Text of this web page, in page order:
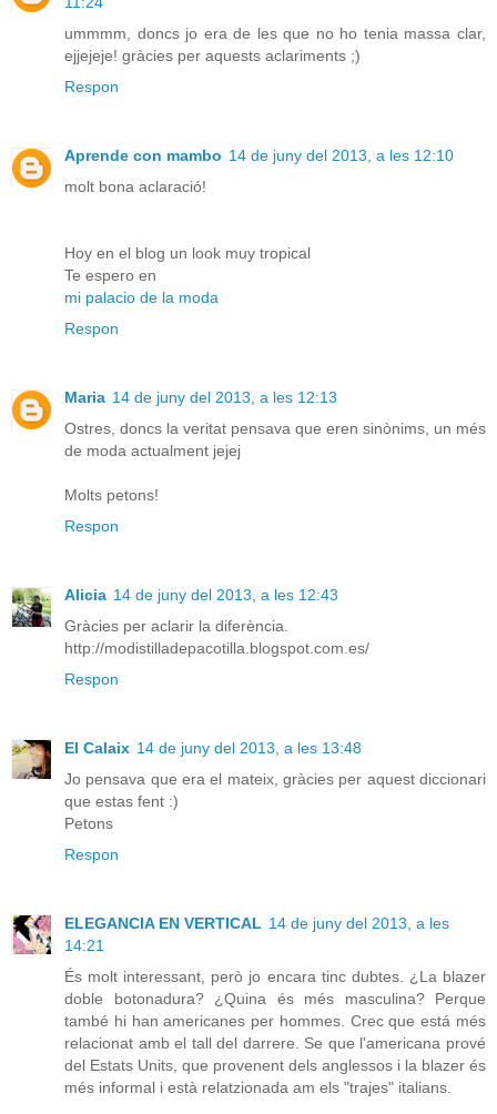
ummmm, doncs jo era de les que no ho tenia massa clar,
ejjejeje! gràcies per aquests aclariments ;)
Respon
Aprende con mambo 14 de juny del 2013, a les 12:10
molt bona aclaració!
Hoy en el blog un look muy tropical
Te espero en
mi palacio de la moda
Respon
Maria 14 de juny del 2013, a les 12:13
Ostres, doncs la veritat pensava que eren sinònims, un més
de moda actualment jejej
Molts petons!
Respon
Alicia 14 de juny del 2013, a les 12:43
Gràcies per aclarir la diferència.
http://modistilladepacotilla.blogspot.com.es/
Respon
El Calaix 14 de juny del 2013, a les 13:48
Jo pensava que era el mateix, gràcies per aquest diccionari
que estas fent :)
Petons
Respon
ELEGANCIA EN VERTICAL 14 de juny del 2013, a les
14:21
És molt interessant, però jo encara tinc dubtes. ¿La blazer
doble botonadura? ¿Quina és més masculina? Perque
també hi han americanes per hommes. Crec que está més
relacionat amb el tall del darrere. Se que l'americana prové
del Estats Units, que provenent dels anglessos i la blazer és
més informal i està relatzionada am els "trajes" italians.